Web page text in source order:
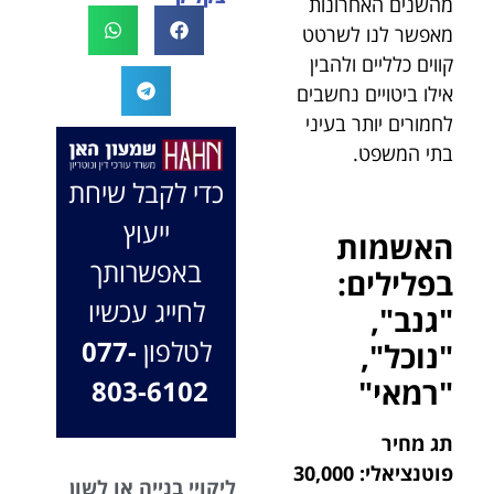
מאפשר לנו לשרטט
קווים כלליים ולהבין
אילו ביטויים נחשבים
לחמורים יותר בעיני
בתי המשפט.
האשמות
בפלילים:
"גנב",
"נוכל",
"רמאי"
תג מחיר
פוטנציאלי: 30,000
המקרה, הוא
החליט לייצג אותי
בלי לחשוב
פעמיים, הקשיב
לי ולקח את התיק
שלי פרו בונו מכל
הלב.
לעמוד לצידך,
במיוחד בתיק לא
פשוט, ומאחלים
לך המון הצלחה
בהמשך. תמיד
כאן בשבילך.
בברכה, משרד
עו"ד שמעון האן
ונוטריון
כדי לקבל שיחת
ייעוץ
באפשרותך
לחייג עכשיו
לטלפון 077-
803-6102
ליקויי בנייה או לשון